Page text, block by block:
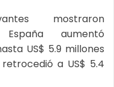
mostraron
aumentó
US$ 5.9 millones
a US$ 5.4